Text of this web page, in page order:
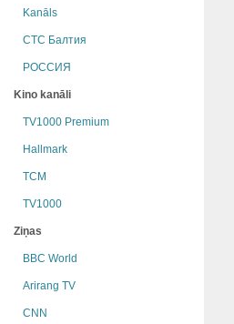
Kanāls
СТС Балтия
РОССИЯ
Kino kanāli
TV1000 Premium
Hallmark
TCM
TV1000
Ziņas
BBC World
Arirang TV
CNN